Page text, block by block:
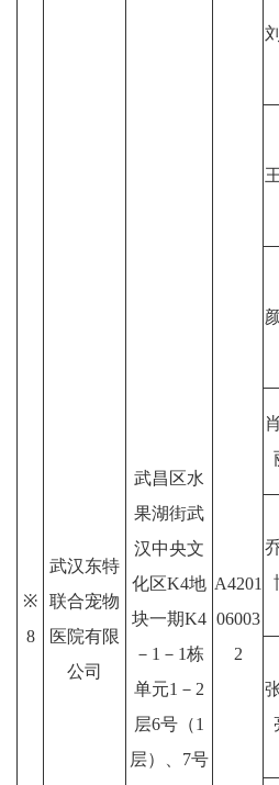
※
8
武汉东特
联合宠物
医院有限
公司
武昌区水
果湖街武
汉中央文
化区K4地
块一期K4
－1－1栋
单元1－2
层6号（1
层）、7号
A4201
06003
2